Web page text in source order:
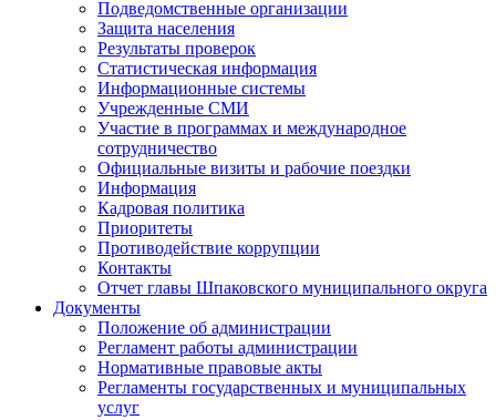
Подведомственные организации
Защита населения
Результаты проверок
Статистическая информация
Информационные системы
Учрежденные СМИ
Участие в программах и международное
сотрудничество
Официальные визиты и рабочие поездки
Информация
Кадровая политика
Приоритеты
Противодействие коррупции
Контакты
Отчет главы Шпаковского муниципального округа
Документы
Положение об администрации
Регламент работы администрации
Нормативные правовые акты
Регламенты государственных и муниципальных
услуг